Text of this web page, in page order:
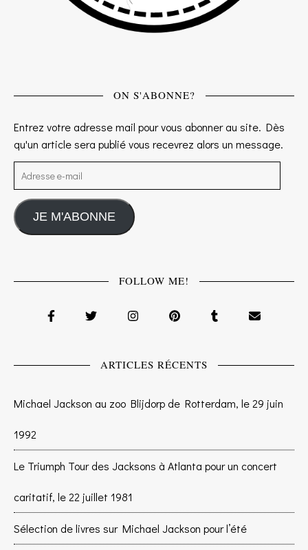
ON S'ABONNE?
Entrez votre adresse mail pour vous abonner au site. Dès
qu'un article sera publié vous recevrez alors un message.
Adresse e-mail
JE M'ABONNE
FOLLOW ME!
ARTICLES RÉCENTS
Michael Jackson au zoo Blijdorp de Rotterdam, le 29 juin
1992
Le Triumph Tour des Jacksons à Atlanta pour un concert
caritatif, le 22 juillet 1981
Sélection de livres sur Michael Jackson pour l’été